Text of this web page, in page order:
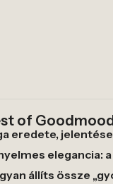
of
eredete,
elegancia:
állíts össze